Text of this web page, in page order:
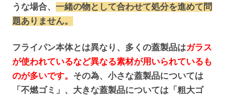
うな場合、 一緒の物として合わせて処分を進めて問
題ありません。
フライパン本体とは異なり、多くの蓋製品はガラス
が使われているなど異なる素材が用いられているも
のが多いです。 その為、小さな蓋製品については
「不燃ゴミ」、大きな蓋製品については「粗大ゴ